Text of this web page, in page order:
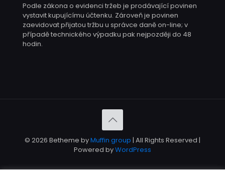
Podle zákona o evidenci tržeb je prodávající povinen
vystavit kupujícímu účtenku. Zároveň je povinen
zaevidovat přijatou tržbu u správce daně on-line; v
případě technického výpadku pak nejpozději do 48
hodin.
© 2026 Betheme byMuffin group | All Rights Reserved |
Powered byWordPress